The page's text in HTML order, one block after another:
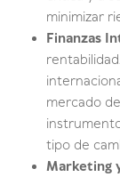
minimizar
Finanzas
mercado
tipo de
Marketing